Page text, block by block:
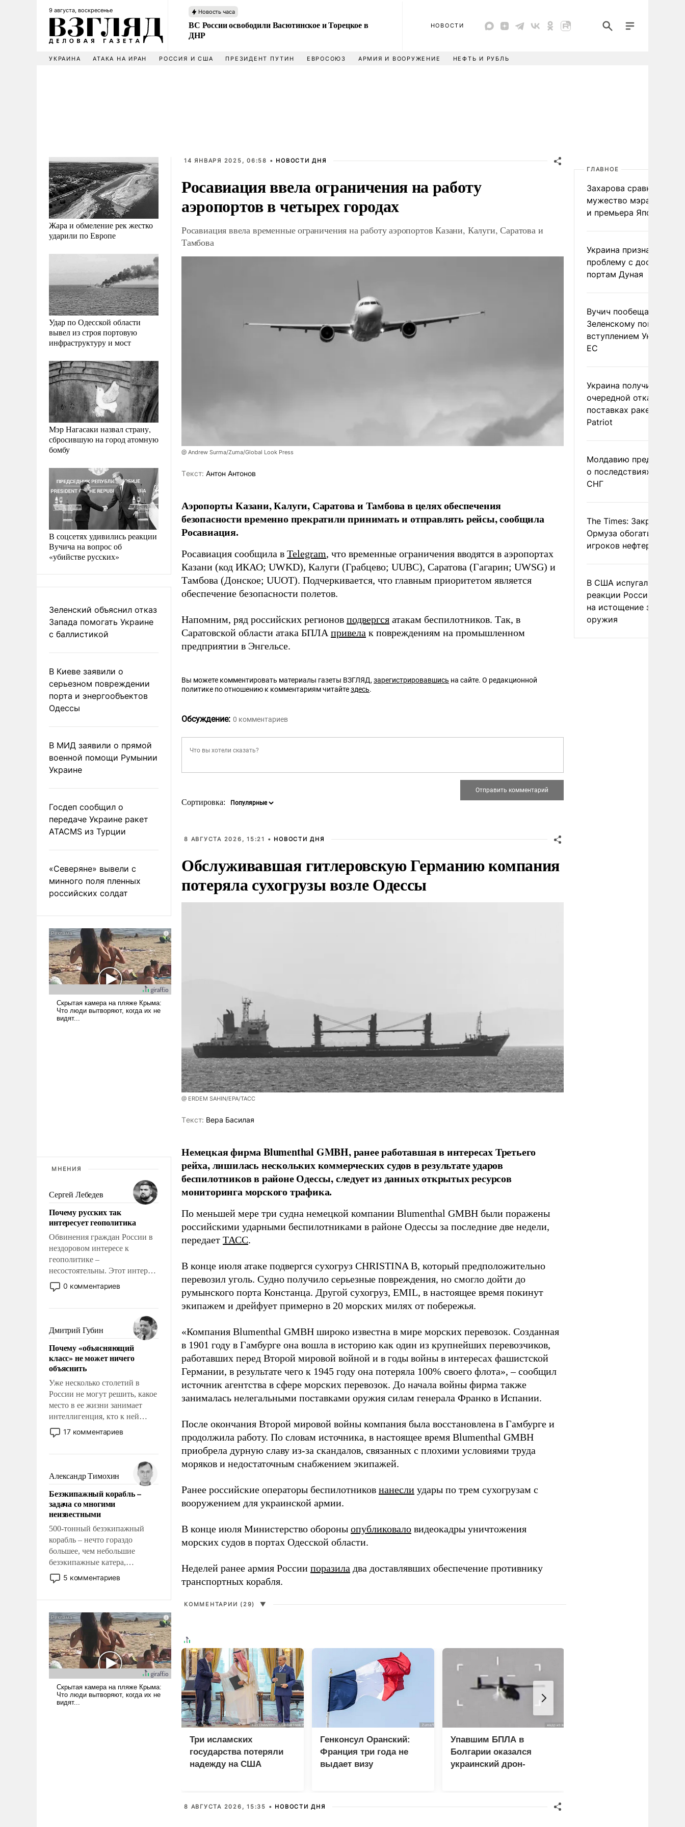
9 августа, воскресенье Новость часа
ВС России освободили Васютинское и Торецкое в
ДНР
НОВОСТИ
УКРАИНА АТАКА НА ИРАН РОССИЯ И США ПРЕЗИДЕНТ ПУТИН ЕВРОСОЮЗ АРМИЯ И ВООРУЖЕНИЕ НЕФТЬ И РУБЛЬ
Жара и обмеление рек жестко
ударили по Европе
Удар по Одесской области
вывел из строя портовую
инфраструктуру и мост
Мэр Нагасаки назвал страну,
сбросившую на город атомную
бомбу
В соцсетях удивились реакции
Вучича на вопрос об
«убийстве русских»
Зеленский объяснил отказ
Запада помогать Украине
с баллистикой
В Киеве заявили о
серьезном повреждении
порта и энергообъектов
Одессы
В МИД заявили о прямой
военной помощи Румынии
Украине
Госдеп сообщил о
передаче Украине ракет
ATACMS из Турции
«Северяне» вывели с
минного поля пленных
российских солдат
МНЕНИЯ
Сергей Лебедев
Почему русских так
интересует геополитика
Обвинения граждан России в
нездоровом интересе к
геополитике –
несостоятельны. Этот интерес
рационален и прагматичен. Он
обусловлен тысячелетним
фундаментальным знанием,
что мировая политика имеет
свойство заявляться на порог
нашего дома.
0 комментариев
Дмитрий Губин
Почему «объясняющий
класс» не может ничего
объяснить
Уже несколько столетий в
России не могут решить, какое
место в ее жизни занимает
интеллигенция, кто к ней
принадлежит, а кого из нее
исключили с правом
чем она отличается от просто
образованных людей. Иногда
казалось, что эти вопросы
решены раз и навсегда, но –
нет, не решены.
17 комментариев
Александр Тимохин
Безэкипажный корабль –
задача со многими
неизвестными
500-тонный безэкипажный
корабль – нечто гораздо
большее, чем небольшие
безэкипажные катера,
применение которых уже
стало обыденностью. Задача по
и ее реализация радикально
поднимет наши боевые
возможности.
5 комментариев
14 ЯНВАРЯ 2025, 06:58 • НОВОСТИ ДНЯ
Росавиация ввела ограничения на работу
аэропортов в четырех городах
Росавиация ввела временные ограничения на работу аэропортов Казани, Калуги, Саратова и
Тамбова
@ Andrew Surma/Zuma/Global Look Press
Tекст: Антон Антонов
Аэропорты Казани, Калуги, Саратова и Тамбова в целях обеспечения
безопасности временно прекратили принимать и отправлять рейсы, сообщила
Росавиация.
Росавиация сообщила в Telegram, что временные ограничения вводятся в аэропортах
Казани (код ИКАО; UWKD), Калуги (Грабцево; UUBC), Саратова (Гагарин; UWSG) и
Тамбова (Донское; UUOT). Подчеркивается, что главным приоритетом является
обеспечение безопасности полетов.
Напомним, ряд российских регионов подвергся атакам беспилотников. Так, в
Саратовской области атака БПЛАпривела к повреждениям на промышленном
предприятии в Энгельсе.
Вы можете комментировать материалы газеты ВЗГЛЯД,зарегистрировавшись на сайте. О редакционной
политике по отношению к комментариям читайтездесь.
Обсуждение: 0 комментариев
Сортировка:
8 АВГУСТА 2026, 15:21 • НОВОСТИ ДНЯ
Обслуживавшая гитлеровскую Германию компания
потеряла сухогрузы возле Одессы
@ ERDEM SAHIN/EPA/ТАСС
Tекст: Вера Басилая
Немецкая фирма Blumenthal GMBH, ранее работавшая в интересах Третьего
рейха, лишилась нескольких коммерческих судов в результате ударов
беспилотников в районе Одессы, следует из данных открытых ресурсов
мониторинга морского трафика.
По меньшей мере три судна немецкой компании Blumenthal GMBH были поражены
российскими ударными беспилотниками в районе Одессы за последние две недели,
передает ТАСС.
В конце июля атаке подвергся сухогруз CHRISTINA B, который предположительно
перевозил уголь. Судно получило серьезные повреждения, но смогло дойти до
румынского порта Констанца. Другой сухогруз, EMIL, в настоящее время покинут
экипажем и дрейфует примерно в 20 морских милях от побережья.
«Компания Blumenthal GMBH широко известна в мире морских перевозок. Созданная
в 1901 году в Гамбурге она вошла в историю как один из крупнейших перевозчиков,
работавших перед Второй мировой войной и в годы войны в интересах фашистской
Германии, в результате чего к 1945 году она потеряла 100% своего флота», – сообщил
источник агентства в сфере морских перевозок. До начала войны фирма также
занималась нелегальными поставками оружия силам генерала Франко в Испании.
После окончания Второй мировой войны компания была восстановлена в Гамбурге и
продолжила работу. По словам источника, в настоящее время Blumenthal GMBH
приобрела дурную славу из-за скандалов, связанных с плохими условиями труда
моряков и недостаточным снабжением экипажей.
Ранее российские операторы беспилотников нанесли удары по трем сухогрузам с
вооружением для украинской армии.
В конце июля Министерство обороны опубликовало видеокадры уничтожения
морских судов в портах Одесской области.
Неделей ранее армия России поразила два доставлявших обеспечение противнику
транспортных корабля.
КОММЕНТАРИИ (29) ▼
Три исламских
государства потеряли
надежду на США
Генконсул Оранский:
Франция три года не
выдает визу
Упавшим БПЛА в
Болгарии оказался
украинский дрон-
8 АВГУСТА 2026, 15:35 • НОВОСТИ ДНЯ
ГЛАВНОЕ
Захарова сравнила
мужество мэра
и премьера Японии
Украина признала
проблему с доступом к
портам Дуная
Вучич пообещал
Зеленскому помочь со
вступлением Украины в
ЕС
Украина получила
очередной отказ в
поставках ракет для
Patriot
Молдавию
о последствиях выхода
СНГ
The Times: Закрытие
Ормуза обогатило
игроков нефтерынка
В США испугались
реакции России и
на истощение запасов
оружия